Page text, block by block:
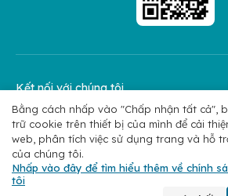
Chính sách bảo mật Copyright 2026 ©
Kết nối với chúng tôi
Đặt
Bằng cách nhấp vào "Chấp nhận tất cả",
trữ cookie trên thiết bị của mình để cải
web, phân tích việc sử dụng trang và hỗ
của chúng tôi.
Nhấp vào đây để tìm hiểu thêm về chính
tôi